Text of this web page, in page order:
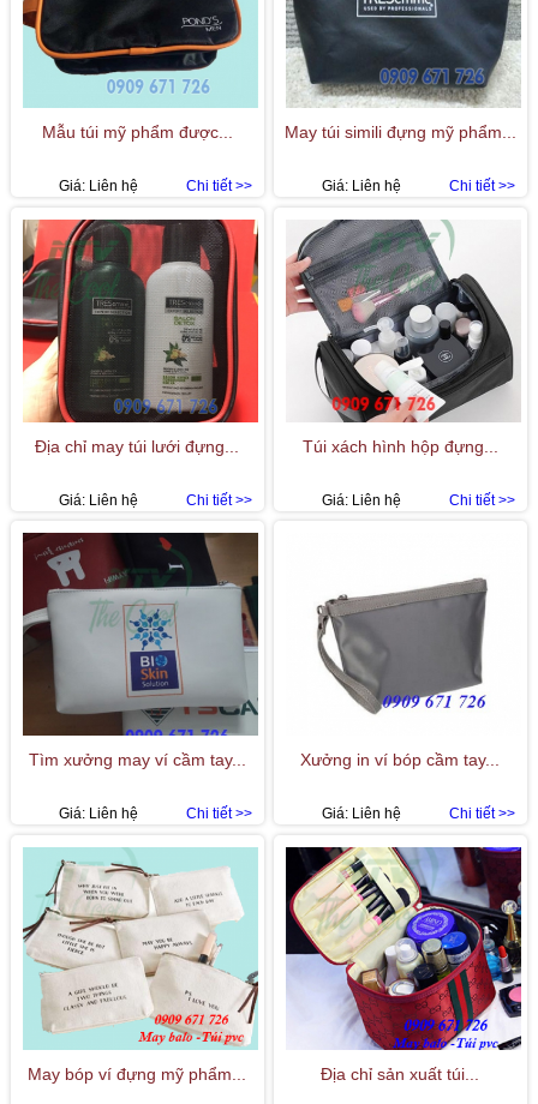
Mẫu túi mỹ phẩm được...
Chi tiết >>
Giá: Liên hệ
May túi simili đựng mỹ phẩm...
Chi tiết >>
Giá: Liên hệ
Địa chỉ may túi lưới đựng...
Chi tiết >>
Giá: Liên hệ
Túi xách hình hộp đựng...
Chi tiết >>
Giá: Liên hệ
Tìm xưởng may ví cầm tay...
Chi tiết >>
Giá: Liên hệ
Xưởng in ví bóp cầm tay...
Chi tiết >>
Giá: Liên hệ
May bóp ví đựng mỹ phẩm... Địa chỉ sản xuất túi...